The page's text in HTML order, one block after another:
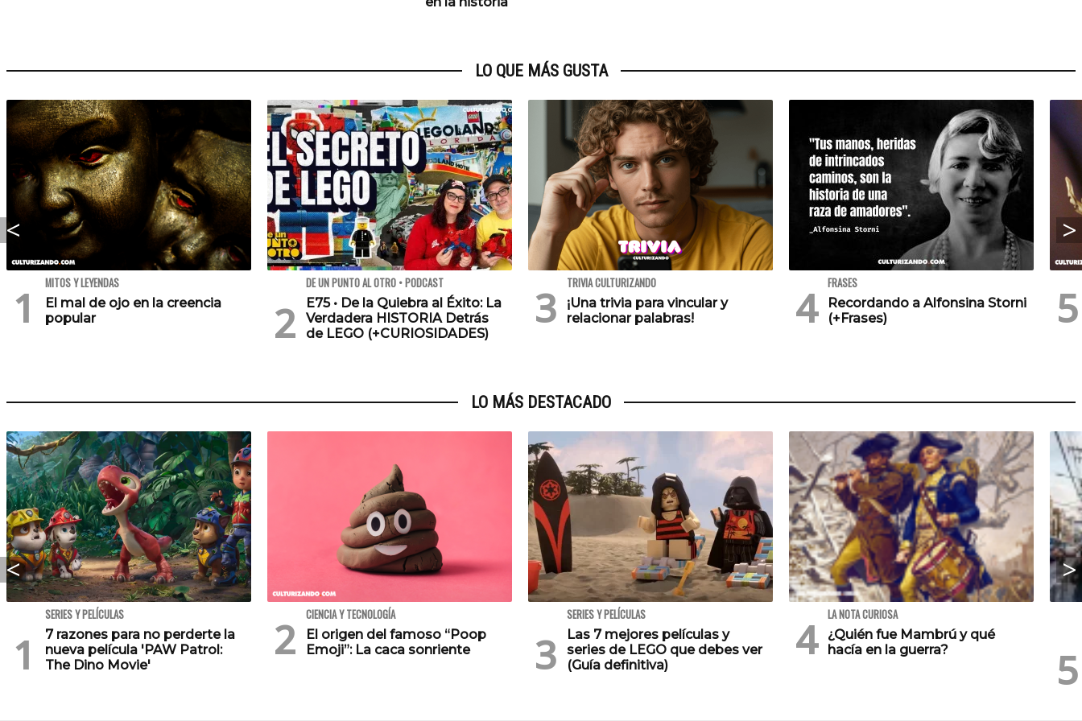
LO QUE MÁS GUSTA
MITOS Y LEYENDAS
El mal de ojo en la creencia
popular
DE UN PUNTO AL OTRO • PODCAST
E75 • De la Quiebra al Éxito: La
Verdadera HISTORIA Detrás
de LEGO (+CURIOSIDADES)
TRIVIA CULTURIZANDO
¡Una trivia para vincular y
relacionar palabras!
FRASES
Recordando a Alfonsina Storni
(+Frases)
LO MÁS DESTACADO
SERIES Y PELÍCULAS
7 razones para no perderte la
nueva película 'PAW Patrol:
The Dino Movie'
CIENCIA Y TECNOLOGÍA
El origen del famoso “Poop
Emoji”: La caca sonriente
SERIES Y PELÍCULAS
Las 7 mejores películas y
series de LEGO que debes ver
(Guía definitiva)
LA NOTA CURIOSA
¿Quién fue Mambrú y qué
hacía en la guerra?